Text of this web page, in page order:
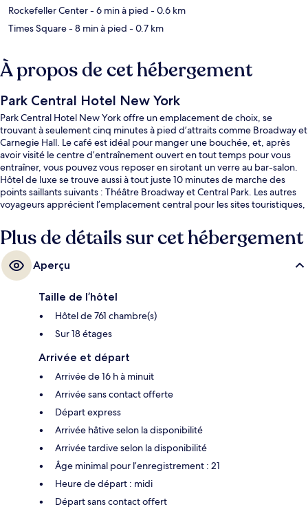
Rockefeller Center- 6 min à pied - 0.6 km
Times Square- 8 min à pied - 0.7 km
À propos de cet hébergement
Park Central Hotel New York
Park Central Hotel New York offre un emplacement de choix, se
trouvant à seulement cinq minutes à pied d’attraits comme Broadway et
Carnegie Hall. Le café est idéal pour manger une bouchée, et, après
avoir visité le centre d’entraînement ouvert en tout temps pour vous
entraîner, vous pouvez vous reposer en sirotant un verre au bar-salon.
Hôtel de luxe se trouve aussi à tout juste 10 minutes de marche des
points saillants suivants : Théâtre Broadway et Central Park. Les autres
voyageurs apprécient l’emplacement central pour les sites touristiques,
57th Street – Seventh Avenue est très près et Station de métro Seventh
Avenue (53rd St.) n’est qu’à 2 minutes à pied.
Plus de détails sur cet hébergement
Aperçu
Taille de l’hôtel
Hôtel de 761 chambre(s)
Sur 18 étages
Arrivée et départ
Arrivée de 16 h à minuit
Arrivée sans contact offerte
Départ express
Arrivée hâtive selon la disponibilité
Arrivée tardive selon la disponibilité
Âge minimal pour l’enregistrement : 21
Heure de départ : midi
Départ sans contact offert